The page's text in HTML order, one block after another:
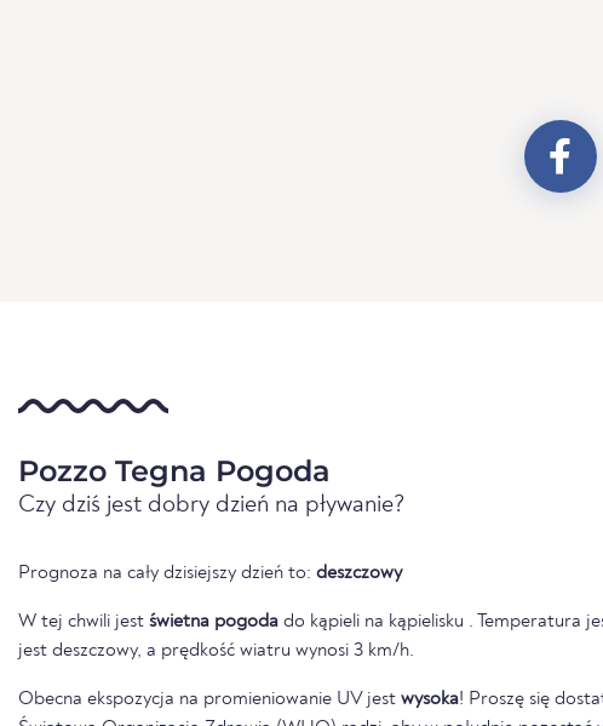
Pozzo Tegna Pogoda
Czy dziś jest dobry dzień na pływanie?
Prognoza na cały dzisiejszy dzień to: deszczowy
W tej chwili jest świetna pogoda do kąpieli na kąpielisku . Temperatura
jest deszczowy, a prędkość wiatru wynosi 3 km/h.
Obecna ekspozycja na promieniowanie UV jest wysoka! Proszę się